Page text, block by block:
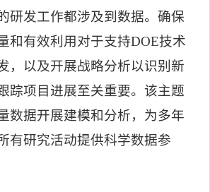
研发工作都涉及到数据。确保
和有效利用对于支持DOE技术
，以及开展战略分析以识别新
踪项目进展至关重要。该主题
数据开展建模和分析，为多年
有研究活动提供科学数据参